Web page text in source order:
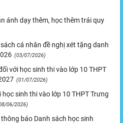
ánh dạy thêm, học thêm trái quy
cá nhân đề nghị xét tặng danh
(03/07/2026)
với học sinh thi vào lớp 10 THPT
(01/07/2026)
sinh thi vào lớp 10 THPT Trưng
06/2026)
báo Danh sách học sinh